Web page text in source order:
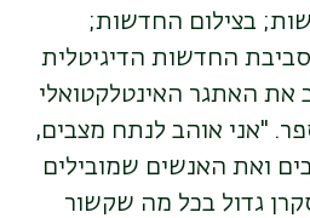
בצילום החדשות;
החדשות הדיגיטלית
את האתגר האינטלקטואלי
"אני אוהב לנתח מצבים,
ואת האנשים שמובילים
גדול בכל מה שקשור